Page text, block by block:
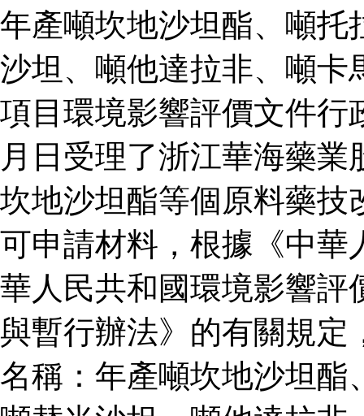
年產噸坎地沙坦酯、噸托
沙坦、噸他達拉非、噸卡
項目環境影響評價文件行
月日受理了浙江華海藥
坎地沙坦酯等個原料藥技
可申請材料，根據《中華
華人民共和國環境影響評
與暫行辦法》的有關規定
名稱：年產噸坎地沙坦酯